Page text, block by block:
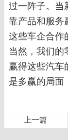
过一阵子。当
靠产品和服务
这些车企合作
当然，我们的
赢得这些汽车
是多赢的局面
上一篇